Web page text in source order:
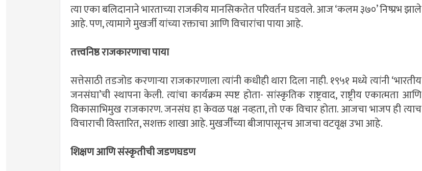
त्या एका बलिदानाने भारताच्या राजकीय मानसिकतेत परिवर्तन घडवले. आज ‘कलम ३७०’ निष्प्रभ झाले
आहे. पण, त्यामागे मुखर्जी यांच्या रक्ताचा आणि विचारांचा पाया आहे.
तत्त्वनिष्ठ राजकारणाचा पाया
सत्तेसाठी तडजोड करणार्‍या राजकारणाला त्यांनी कधीही थारा दिला नाही. १९५१ मध्ये त्यांनी ‘भारतीय
जनसंघा’ची स्थापना केली. त्यांचा कार्यक्रम स्पष्ट होता- सांस्कृतिक राष्ट्रवाद, राष्ट्रीय एकात्मता आणि
विकासाभिमुख राजकारण. जनसंघ हा केवळ पक्ष नव्हता, तो एक विचार होता. आजचा भाजप ही त्याच
विचाराची विस्तारित, सशक्त शाखा आहे. मुखर्जींच्या बीजापासूनच आजचा वटवृक्ष उभा आहे.
शिक्षण आणि संस्कृतीची जडणघडण